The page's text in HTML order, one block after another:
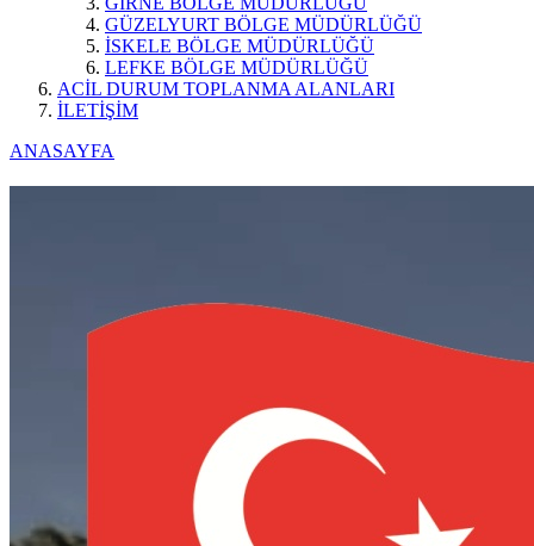
GÜZELYURT BÖLGE MÜDÜRLÜĞÜ
İSKELE BÖLGE MÜDÜRLÜĞÜ
LEFKE BÖLGE MÜDÜRLÜĞÜ
ACİL DURUM TOPLANMA ALANLARI
İLETİŞİM
ANASAYFA